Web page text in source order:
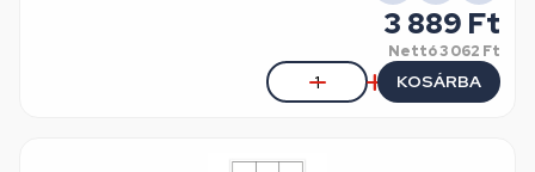
3 889 Ft
Nettó3 062 Ft
KOSÁRBA